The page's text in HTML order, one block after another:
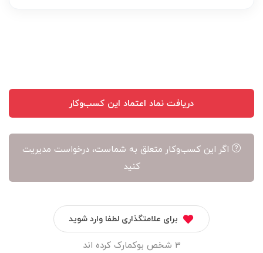
دریافت نماد اعتماد این کسب‌وکار
اگر این کسب‌وکار متعلق به شماست، درخواست مدیریت
کنید
برای علامتگذاری لطفا وارد شوید
3 شخص بوکمارک کرده اند